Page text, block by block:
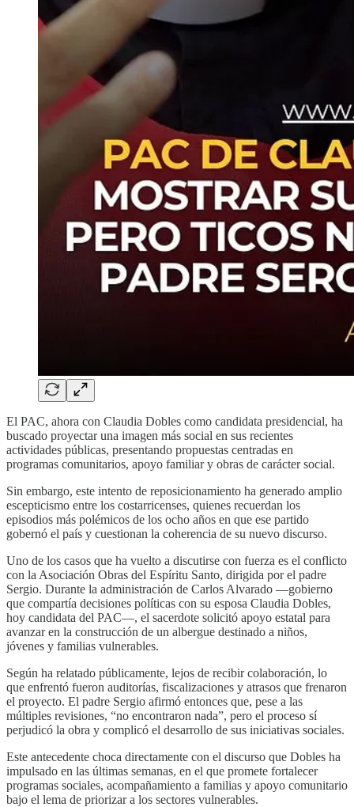
El PAC, ahora con Claudia Dobles como candidata presidencial, ha
buscado proyectar una imagen más social en sus recientes
actividades públicas, presentando propuestas centradas en
programas comunitarios, apoyo familiar y obras de carácter social.
Sin embargo, este intento de reposicionamiento ha generado amplio
escepticismo entre los costarricenses, quienes recuerdan los
episodios más polémicos de los ocho años en que ese partido
gobernó el país y cuestionan la coherencia de su nuevo discurso.
Uno de los casos que ha vuelto a discutirse con fuerza es el conflicto
con la Asociación Obras del Espíritu Santo, dirigida por el padre
Sergio. Durante la administración de Carlos Alvarado —gobierno
que compartía decisiones políticas con su esposa Claudia Dobles,
hoy candidata del PAC—, el sacerdote solicitó apoyo estatal para
avanzar en la construcción de un albergue destinado a niños,
jóvenes y familias vulnerables.
Según ha relatado públicamente, lejos de recibir colaboración, lo
que enfrentó fueron auditorías, fiscalizaciones y atrasos que frenaron
el proyecto. El padre Sergio afirmó entonces que, pese a las
múltiples revisiones, “no encontraron nada”, pero el proceso sí
perjudicó la obra y complicó el desarrollo de sus iniciativas sociales.
Este antecedente choca directamente con el discurso que Dobles ha
impulsado en las últimas semanas, en el que promete fortalecer
programas sociales, acompañamiento a familias y apoyo comunitario
bajo el lema de priorizar a los sectores vulnerables.